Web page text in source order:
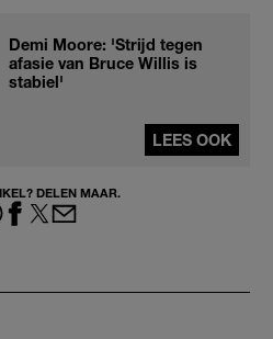
Demi Moore: 'Strijd tegen
afasie van Bruce Willis is
stabiel'
LEES OOK
DELEN MAAR.